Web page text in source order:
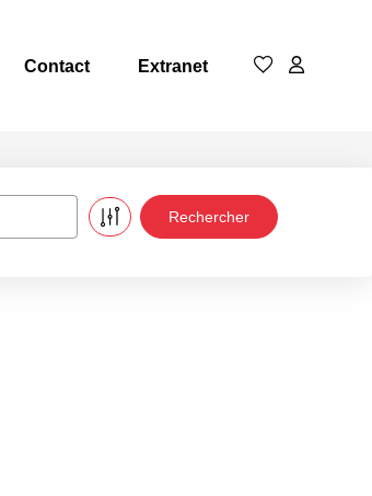
Contact Extranet